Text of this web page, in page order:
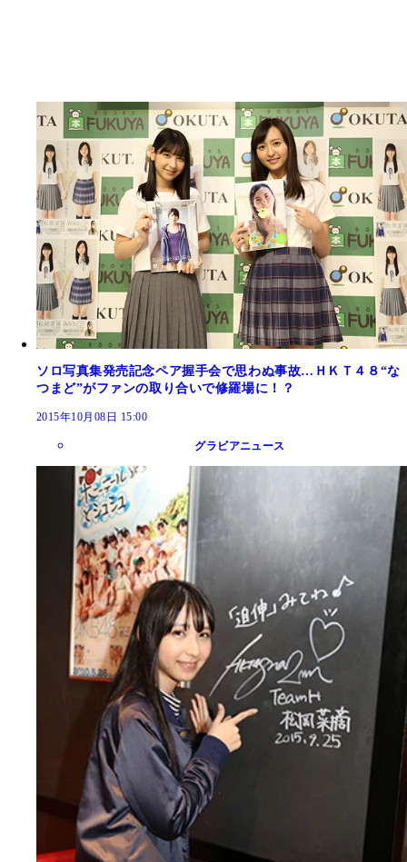
ソロ写真集発売記念ペア握手会で思わぬ事故…ＨＫＴ４８“な
つまど”がファンの取り合いで修羅場に！？
2015年10月08日 15:00
グラビアニュース